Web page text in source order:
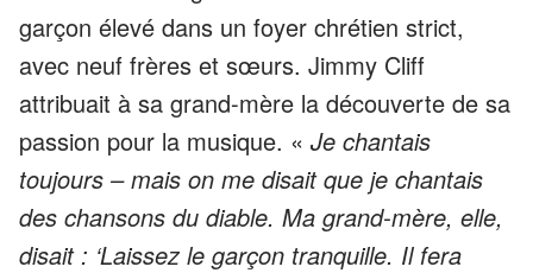
garçon élevé dans un foyer chrétien strict,
avec neuf frères et sœurs. Jimmy Cliff
attribuait à sa grand-mère la découverte de sa
passion pour la musique. « Je chantais
toujours – mais on me disait que je chantais
des chansons du diable. Ma grand-mère, elle,
disait : ‘Laissez le garçon tranquille. Il fera